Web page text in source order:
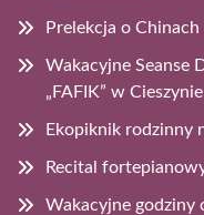
Prelekcja o
Wakacyjne Seanse
„FAFIK” w Cieszynie
Ekopiknik rodzinny
Recital
Wakacyjne godziny